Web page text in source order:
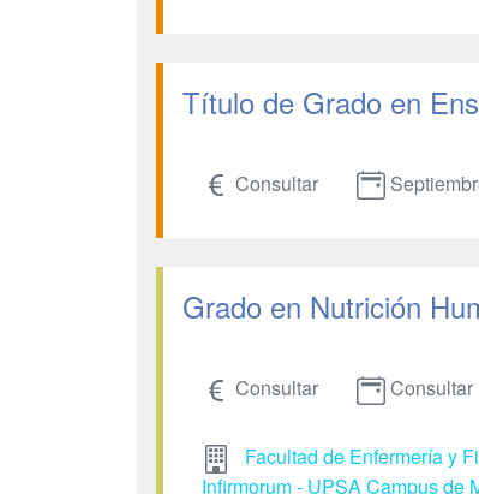
Título de Grado en
Consultar
Grado en Nutrición
Consultar Consultar
Facultad de Enfermería y
Infirmorum - UPSA Campus de